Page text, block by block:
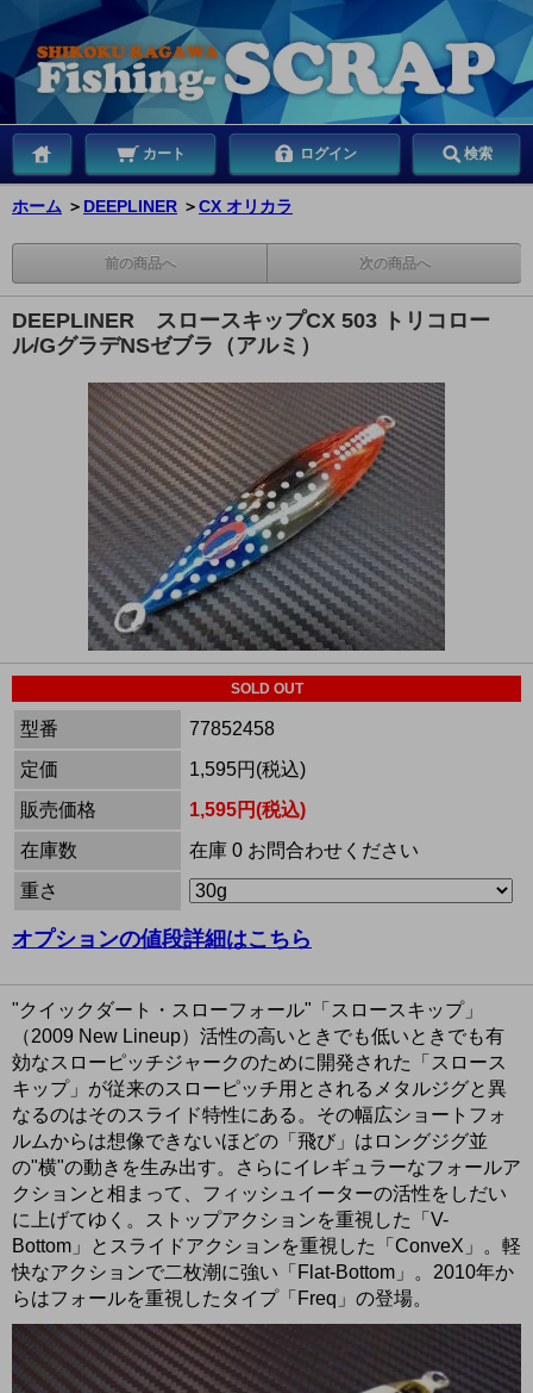
カート ログイン 検索
ホーム ＞ DEEPLINER ＞CX オリカラ
前の商品へ 次の商品へ
DEEPLINER スロースキップCX 503 トリコロー
ル/GグラデNSゼブラ（アルミ）
SOLD OUT
型番
77852458
定価
1,595円(税込)
販売価格
1,595円(税込)
在庫数
在庫 0 お問合わせください
重さ
オプションの値段詳細はこちら
"クイックダート・スローフォール"「スロースキップ」
（2009 New Lineup）活性の高いときでも低いときでも有
効なスローピッチジャークのために開発された「スロース
キップ」が従来のスローピッチ用とされるメタルジグと異
なるのはそのスライド特性にある。その幅広ショートフォ
ルムからは想像できないほどの「飛び」はロングジグ並
の"横"の動きを生み出す。さらにイレギュラーなフォールア
クションと相まって、フィッシュイーターの活性をしだい
に上げてゆく。ストップアクションを重視した「V-
Bottom」とスライドアクションを重視した「ConveX」。軽
快なアクションで二枚潮に強い「Flat-Bottom」。2010年か
らはフォールを重視したタイプ「Freq」の登場。